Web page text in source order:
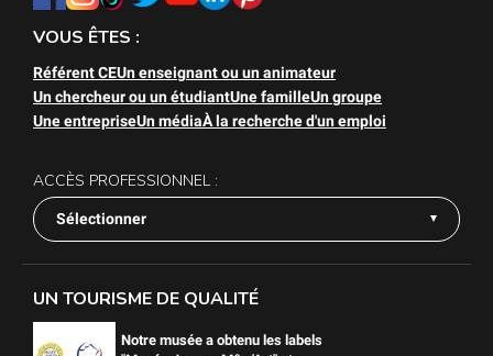
VOUS ÊTES :
Référent CEUn enseignant ou un animateur
Un chercheur ou un étudiantUne familleUn groupe
Une entrepriseUn médiaÀ la recherche d'un emploi
ACCÈS PROFESSIONNEL :
Sélectionner
UN TOURISME DE QUALITÉ
Notre musée a obtenu les labels